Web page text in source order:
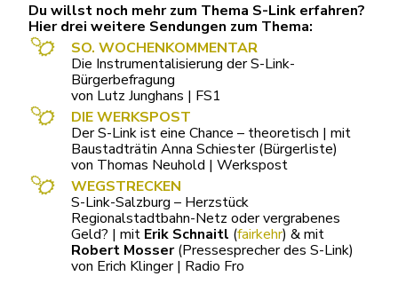
Du willst noch mehr zum Thema S-Link erfahren?
Hier drei weitere Sendungen zum Thema:
SO. WOCHENKOMMENTAR
Die Instrumentalisierung der S-Link-
Bürgerbefragung
von Lutz Junghans | FS1
DIE WERKSPOST
Der S-Link ist eine Chance – theoretisch | mit
Baustadträtin Anna Schiester (Bürgerliste)
von Thomas Neuhold | Werkspost
WEGSTRECKEN
S-Link-Salzburg – Herzstück
Regionalstadtbahn-Netz oder vergrabenes
Geld? | mit Erik Schnaitl (fairkehr) & mit
Robert Mosser(Pressesprecher des S-Link)
von Erich Klinger | Radio Fro